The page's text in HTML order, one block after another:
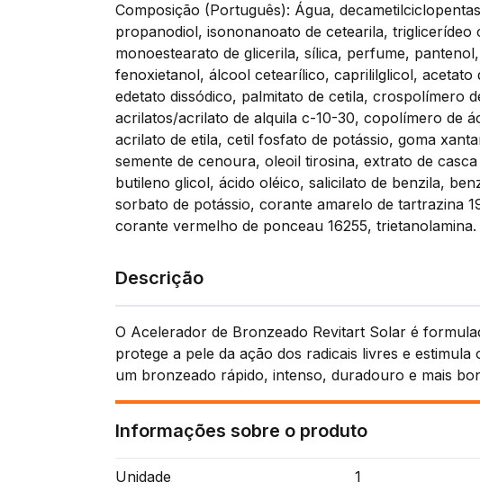
Composição (Português): Água,
propanodiol, isononanoato de cetearila,
monoestearato de glicerila, sílica, perfume,
fenoxietanol, álcool cetearílico, caprililglicol, acetato
edetato dissódico, palmitato de cetila, crospolímero
acrilatos/acrilato de alquila c-10-30, copolímero de
acrilato de etila, cetil fosfato de potássio, goma
semente de cenoura, oleoil tirosina, extrato de
butileno glicol, ácido oléico, salicilato de benzila,
sorbato de potássio, corante amarelo de tartrazina
corante vermelho de ponceau 16255, trietanolamina.
Descrição
O Acelerador de Bronzeado Revitart Solar é
protege a pele da ação dos radicais livres e
um bronzeado rápido, intenso, duradouro e mais
Informações sobre o produto
Unidade 1